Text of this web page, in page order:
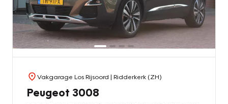
Vakgarage Los Rijsoord | Ridderkerk (ZH)
Peugeot 3008